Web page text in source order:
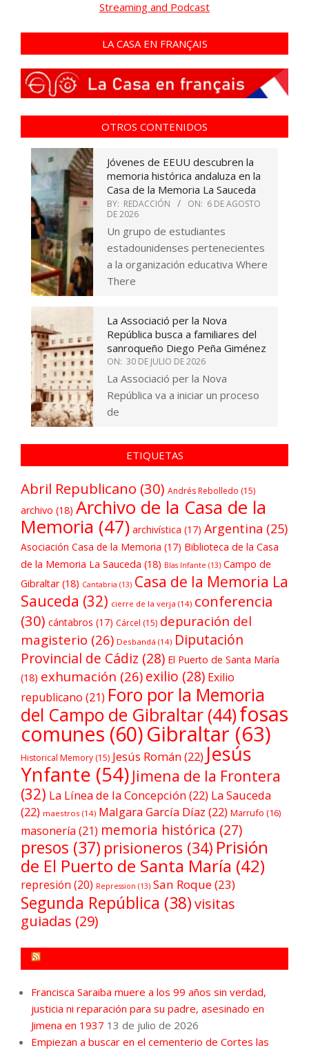
Streaming and Podcast
LA CASA EN FRANÇAIS
OTROS CONTENIDOS
Jóvenes de EEUU descubren la
memoria histórica andaluza en la
Casa de la Memoria La Sauceda
BY: REDACCIÓN ON: 6 DE AGOSTO
DE 2026
Un grupo de estudiantes
estadounidenses pertenecientes
a la organización educativa Where
There
La Associació per la Nova
República busca a familiares del
sanroqueño Diego Peña Giménez
ON: 30 DE JULIO DE 2026
La Associació per la Nova
República va a iniciar un proceso
de
ETIQUETAS
Abril Republicano (30) Andrés Rebolledo (15)
archivo (18) Archivo de la Casa de la
Memoria (47) archivística (17) Argentina (25)
Asociación Casa de la Memoria (17) Biblioteca de la Casa
de la Memoria La Sauceda (18) Blas Infante (13) Campo de
Gibraltar(18) Cantabria (13) Casa de la Memoria La
Sauceda (32) cierre de la verja (14) conferencia
(30) cántabros (17) Cárcel (15) depuración del
magisterio (26) Desbandá (14) Diputación
Provincial de Cádiz (28) El Puerto de Santa María
(18) exhumación (26) exilio (28) Exilio
republicano (21) Foro por la Memoria
del Campo de Gibraltar (44)fosas
comunes (60)Gibraltar(63)
Historical Memory (15) Jesús Román(22) Jesús
Ynfante (54) Jimena de la Frontera
(32) La Línea de la Concepción(22) La Sauceda
(22) maestros (14) Malgara García Díaz (22) Marrufo (16)
masonería (21) memoria histórica (27)
presos (37) prisioneros (34) Prisión
de El Puerto de Santa María (42)
represión (20) Repression (13) San Roque(23)
Segunda República (38)visitas
guiadas (29)
Francisca Saraiba muere a los 99 años sin verdad,
justicia ni reparación para su padre, asesinado en
Jimena en 1937 13 de julio de 2026
Empiezan a buscar en el cementerio de Cortes las